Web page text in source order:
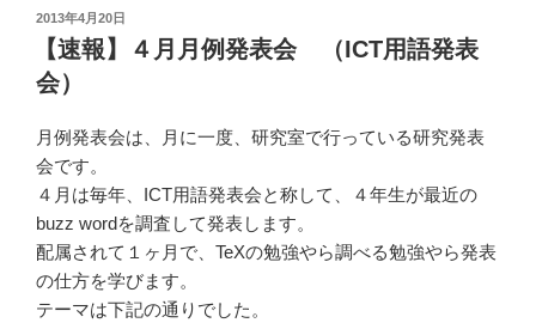
投
日:
2013年4月20日
【速報】４月月例発表会 （ICT用語発表
会）
月例発表会は、月に一度、研究室で行っている研究発表
会です。
４月は毎年、ICT用語発表会と称して、４年生が最近の
buzz wordを調査して発表します。
配属されて１ヶ月で、TeXの勉強やら調べる勉強やら発表
の仕方を学びます。
テーマは下記の通りでした。